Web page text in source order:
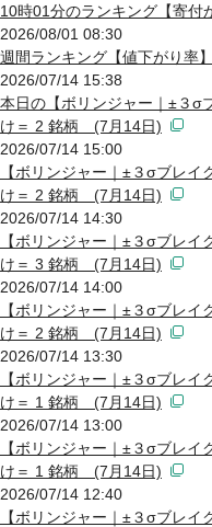
10時01分のランキング【寄付
2026/08/01 08:30
週間ランキング【値下がり率
2026/07/14 15:38
本日の【ボリンジャー｜±３
け＝ 2 銘柄 (7月14日)
2026/07/14 15:00
【ボリンジャー｜±３σブレ
け＝ 2 銘柄 (7月14日)
2026/07/14 14:30
【ボリンジャー｜±３σブレ
け＝ 3 銘柄 (7月14日)
2026/07/14 14:00
【ボリンジャー｜±３σブレ
け＝ 2 銘柄 (7月14日)
2026/07/14 13:30
【ボリンジャー｜±３σブレ
け＝ 1 銘柄 (7月14日)
2026/07/14 13:00
【ボリンジャー｜±３σブレ
け＝ 1 銘柄 (7月14日)
2026/07/14 12:40
【ボリンジャー｜±３σブレ